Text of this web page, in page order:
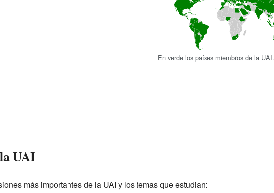
En verde los países miembros de la UAI.
UAI
más importantes de la UAI y los temas que estudian: